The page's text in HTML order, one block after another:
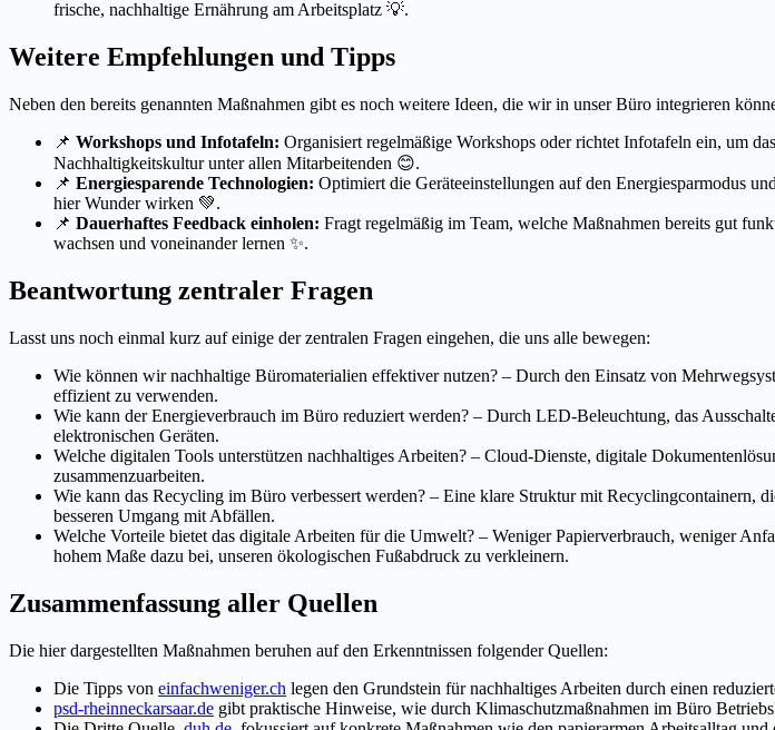
frische, nachhaltige Ernährung am Arbeitsplatz 💡.
Weitere Empfehlungen und Tipps
Neben den bereits genannten Maßnahmen gibt es noch weitere Ideen, die wir in unser Büro integrieren
📌 Workshops und Infotafeln: Organisiert regelmäßige Workshops oder richtet Infotafeln ein, um
Nachhaltigkeitskultur unter allen Mitarbeitenden 😊.
📌 Energiesparende Technologien: Optimiert die Geräteeinstellungen auf den Energiesparmodus
hier Wunder wirken 💚.
📌 Dauerhaftes Feedback einholen: Fragt regelmäßig im Team, welche Maßnahmen bereits gut
wachsen und voneinander lernen ✨.
Beantwortung zentraler Fragen
Lasst uns noch einmal kurz auf einige der zentralen Fragen eingehen, die uns alle bewegen:
Wie können wir nachhaltige Büromaterialien effektiver nutzen? – Durch den Einsatz von
effizient zu verwenden.
Wie kann der Energieverbrauch im Büro reduziert werden? – Durch LED-Beleuchtung, das
elektronischen Geräten.
Welche digitalen Tools unterstützen nachhaltiges Arbeiten? – Cloud-Dienste, digitale
zusammenzuarbeiten.
Wie kann das Recycling im Büro verbessert werden? – Eine klare Struktur mit Recyclingcontainern,
besseren Umgang mit Abfällen.
Welche Vorteile bietet das digitale Arbeiten für die Umwelt? – Weniger Papierverbrauch, weniger
hohem Maße dazu bei, unseren ökologischen Fußabdruck zu verkleinern.
Zusammenfassung aller Quellen
Die hier dargestellten Maßnahmen beruhen auf den Erkenntnissen folgender Quellen:
Die Tipps von einfachweniger.ch legen den Grundstein für nachhaltiges Arbeiten durch einen
psd-rheinneckarsaar.de gibt praktische Hinweise, wie durch Klimaschutzmaßnahmen im Büro